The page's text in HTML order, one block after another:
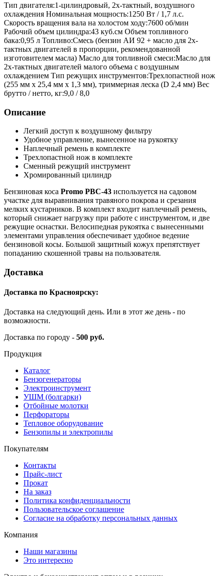
Тип двигателя:1-цилиндровый, 2х-тактный, воздушного
охлаждения Номинальная мощность:1250 Вт / 1,7 л.с.
Скорость вращения вала на холостом ходу:7600 об/мин
Рабочий объем цилиндра:43 куб.см Объем топливного
бака:0,95 л Топливо:Смесь (бензин АИ 92 + масло для 2х-
тактных двигателей в пропорции, рекомендованной
изготовителем масла) Масло для топливной смеси:Масло для
2х-тактных двигателей малого объема с воздушным
охлаждением Тип режущих инструментов:Трехлопастной нож
(255 мм х 25,4 мм х 1,3 мм), триммерная леска (D 2,4 мм) Вес
брутто / нетто, кг:9,0 / 8,0
Описание
Легкий доступ к воздушному фильтру
Удобное управление, вынесенное на рукоятку
Наплечный ремень в комплекте
Трехлопастной нож в комплекте
Сменный режущий инструмент
Хромированный цилиндр
Бензиновая коса Promo PBC-43 используется на садовом
участке для выравнивания травяного покрова и срезания
мелких кустарников. В комплект входит наплечный ремень,
который снижает нагрузку при работе с инструментом, и две
режущие оснастки. Велосипедная рукоятка с вынесенными
элементами управления обеспечивает удобное ведение
бензиновой косы. Большой защитный кожух препятствует
попаданию скошенной травы на пользователя.
Доставка
Доставка по Красноярску:
Доставка на следующий день. Или в этот же день - по
возможности.
Доставка по городу - 500 руб.
Продукция
Каталог
Бензогенераторы
Электроинструмент
УШМ (болгарки)
Отбойные молотки
Перфораторы
Тепловое оборудование
Бензопилы и электропилы
Покупателям
Контакты
Прайс-лист
Прокат
На заказ
Политика конфиденциальности
Пользовательское соглашение
Согласие на обработку персональных данных
Компания
Наши магазины
Это интересно